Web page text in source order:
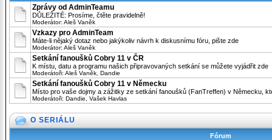
Zprávy od AdminTeamu
DŮLEŽITÉ: Prosíme, čtěte pravidelně!
Moderátor: Aleš Vaněk
Vzkazy pro AdminTeam
Máte-li nějaký dotaz nebo jakýkoliv návrh k diskusnímu fóru, pište zde
Moderátor: Aleš Vaněk
Setkání fanoušků Cobry 11 v ČR
K místu, datu a programu našich připravovaných setkání se můžete vyjádřit zde
Moderátoři: Aleš Vaněk Dandie
Setkání fanoušků Cobry 11 v Německu
Místo pro vaše dojmy a zážitky ze setkání fanoušků (FanTreffen) v Německu,
Moderátoři: Dandie Vašek Havlas
O SERIÁLU
Fórum